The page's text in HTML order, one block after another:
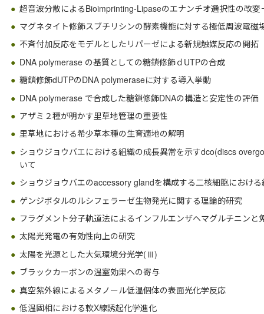
超音波分散によるBioimprinting-Lipaseのエナンチオ選択性の改変
マグネタイト修飾スブチリシンの酵素機能に対する極低周波電磁
不斉付加反応をモデルとしたリパーゼによる新規触媒反応の開拓
DNA polymerase の基質としての糖鎖修飾ｄUTPの合成
糖鎖修飾dUTPのDNA polymeraseに対する導入挙動
DNA polymerase で合成した糖鎖修飾DNAの構造と安定性の評価
アザミ２種が明かす里草地管理の重要性
里草地における希少草本種の生育適地の解明
ショウジョウバエにおける組織の成長異常を示すdco(discs
いて
ショウジョウバエのaccessory glandを構成する二核細胞におけ
ゲンジボタルのルシフェラーゼ生物発光に関する理論的研究
フラグメント分子軌道法によるインフルエンザヘマグルチニン
太陽光発電の有効性向上の研究
太陽を光源とした大気環境分光学(Ⅲ)
ブラックカーボンの温室効果への寄与
真空紫外線によるメタノール低温個体の表面光化学反応
低温固相における軟X線誘起化学進化